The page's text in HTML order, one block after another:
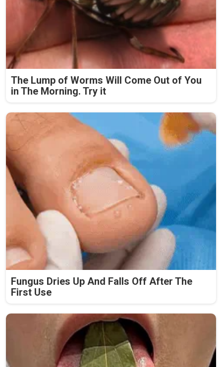
The Lump of Worms Will Come Out of You
in The Morning. Try it
Fungus Dries Up And Falls Off After The
First Use